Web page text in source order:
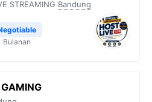
STREAMING Bandung
Bulanan